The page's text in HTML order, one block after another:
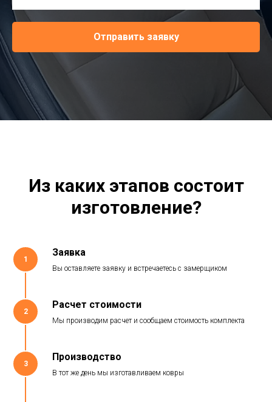
Отправить заявку
Из каких этапов состоит
изготовление?
1
Заявка
Вы оставляете заявку и встречаетесь с замерщиком
2
Расчет стоимости
Мы производим расчет и сообщаем стоимость комплекта
3
Производство
В тот же день мы изготавливаем ковры